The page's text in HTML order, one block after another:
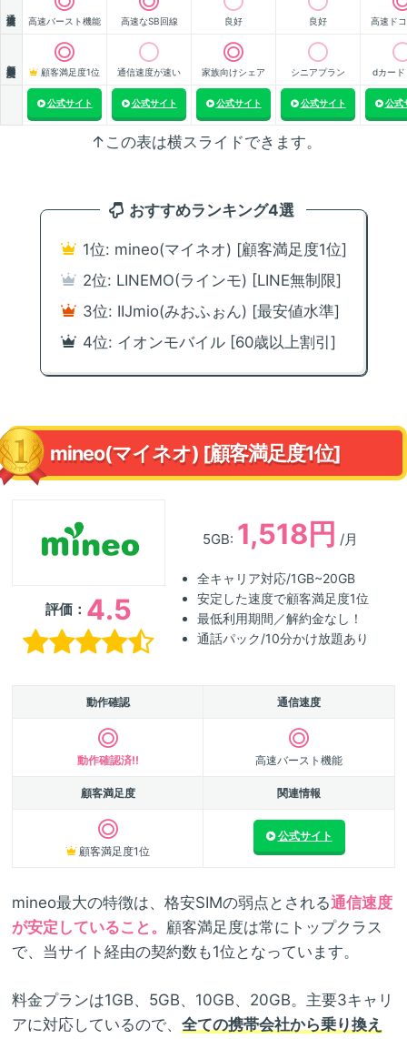
高速バースト機能 高速なSB回線 良好 良好 高速ド
顧客満足度1位 通信速度が速い 家族向けシェア シニアプラン dカード
公式サイト 公式サイト 公式サイト 公式サイト 公式
↑この表は横スライドできます。
おすすめランキング4選
1位: mineo(マイネオ) [顧客満足度1位]
2位: LINEMO(ラインモ) [LINE無制限]
3位: IIJmio(みおふぉん) [最安値水準]
4位: イオンモバイル [60歳以上割引]
mineo(マイネオ) [顧客満足度1位]
評価： 4.5
5GB: 1,518円 /月
全キャリア対応/1GB~20GB
安定した速度で顧客満足度1位
最低利用期間／解約金なし！
通話パック/10分かけ放題あり
動作確認 通信速度
動作確認済!! 高速バースト機能
顧客満足度 関連情報
顧客満足度1位
公式サイト
mineo最大の特徴は、格安SIMの弱点とされる通信速度
が安定していること。 顧客満足度は常にトップクラス
で、当サイト経由の契約数も1位となっています。
料金プランは1GB、5GB、10GB、20GB。主要3キャリ
アに対応しているので、 全ての携帯会社から乗り換え